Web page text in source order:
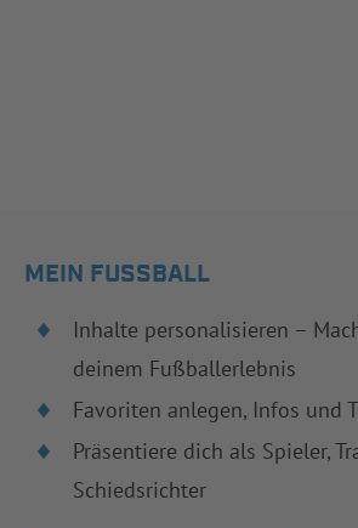
MEIN FUSSBALL
Inhalte personalisieren –
deinem Fußballerlebnis
Favoriten anlegen, Infos und
Präsentiere dich als Spieler,
Schiedsrichter